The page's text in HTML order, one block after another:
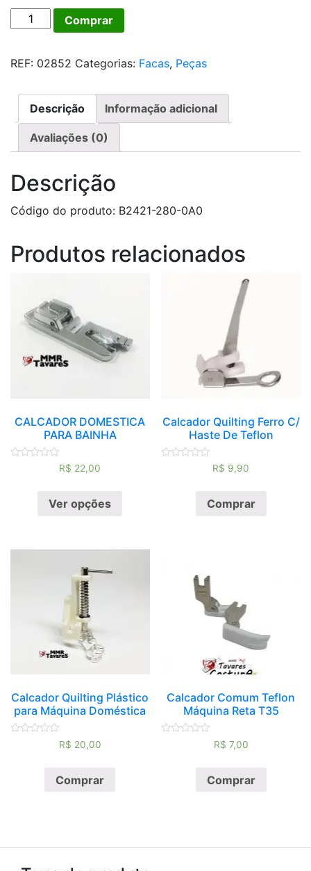
Faca
Móvel
Eletrônica
280-
0A0
quantidade
Comprar
REF: 02852 Categorias: Facas, Peças
Descrição Informação adicional
Avaliações (0)
Descrição
Código do produto: B2421-280-0A0
Produtos relacionados
CALCADOR DOMESTICA
PARA BAINHA
R$ 22,00
Ver opções
Calcador Quilting Ferro C/
Haste De Teflon
R$ 9,90
Comprar
Calcador Quilting Plástico
para Máquina Doméstica
R$ 20,00
Comprar
Calcador Comum Teflon
Máquina Reta T35
R$ 7,00
Comprar